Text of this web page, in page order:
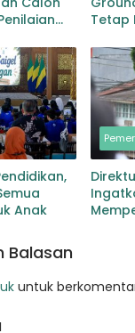
Tetap
Anak
Balasan
untuk